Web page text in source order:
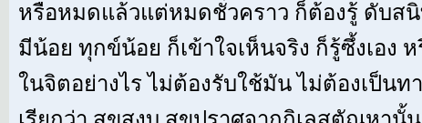
หรือหมดแล้วแต่หมดชั่วคราว ก็ต้องรู้ ดับสนิ
มีน้อย ทุกข์น้อย ก็เข้าใจเห็นจริง ก็รู้ซึ้งเอง
ในจิตอย่างไร ไม่ต้องรับใช้มัน ไม่ต้องเป็น